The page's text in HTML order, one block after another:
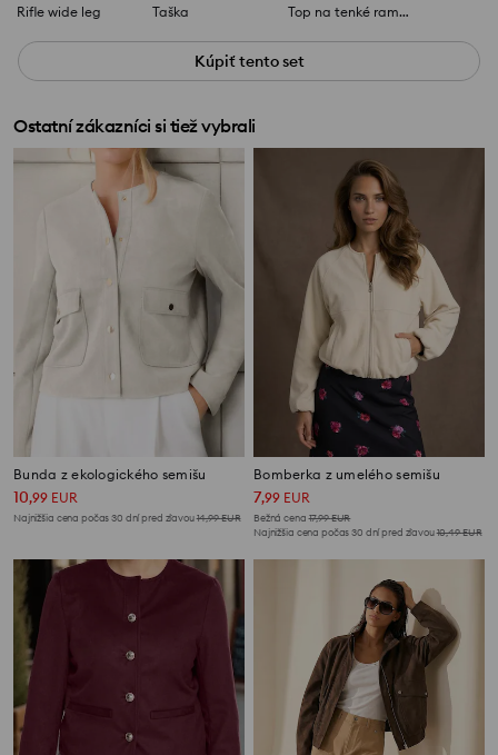
Rifle wide leg Taška Top na tenké ramienka
Kúpiť tento set
Ostatní zákazníci si tiež vybrali
Bunda z ekologického semišu
10,99 EUR
Najnižšia cena počas 30 dní pred zľavou14,99EUR
Bomberka z umelého semišu
7,99 EUR
Bežná cena 17,99EUR
Najnižšia cena počas 30 dní pred zľavou10,49EUR